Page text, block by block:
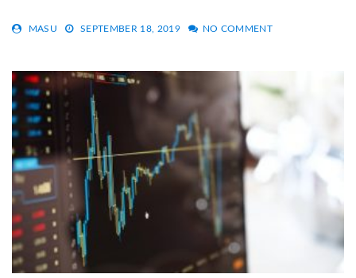
MASU SEPTEMBER 18, 2019 NO COMMENT